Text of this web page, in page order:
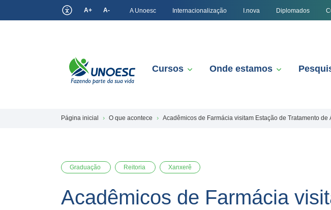
A+ A- A Unoesc Internacionalização I.nova Diplomados
Cursos Onde estamos
Página inicial O que acontece Acadêmicos de Farmácia visitam Estação de Tratamento de
Graduação Reitoria Xanxerê
Acadêmicos de Farmácia